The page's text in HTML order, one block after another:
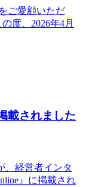
ご愛顧いただ
度、2026年4月
載されました
、経営者インタ
』に掲載され